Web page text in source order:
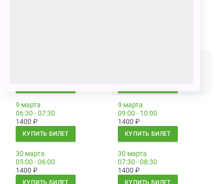
9 марта
06:30 - 07:30
1400 ₽
КУПИТЬ БИЛЕТ
9 марта
09:00 - 10:00
1400 ₽
КУПИТЬ БИЛЕТ
30 марта
05:00 - 06:00
1400 ₽
30 марта
07:30 - 08:30
1400 ₽